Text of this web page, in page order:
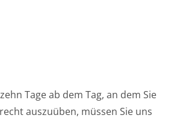
Tage ab dem Tag, an dem Sie
auszuüben, müssen Sie uns